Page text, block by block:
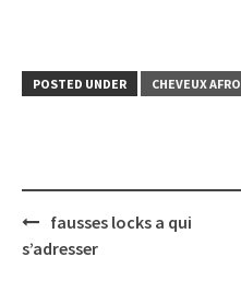
POSTED UNDER CHEVEUX AFRO
Post
navigation
fausses locks a qui
s’adresser